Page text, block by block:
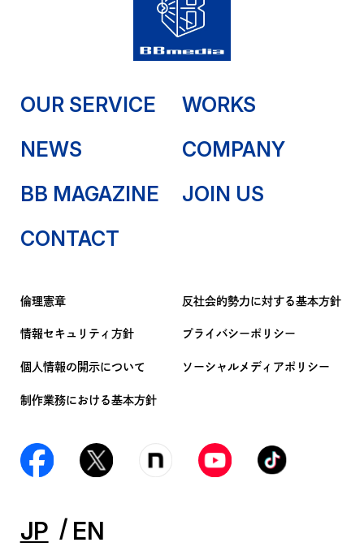
OUR SERVICE
WORKS
NEWS
COMPANY
BB MAGAZINE
JOIN US
CONTACT
倫理憲章 反社会的勢力に対する基本方針
情報セキュリティ方針 プライバシーポリシー
個人情報の開示について ソーシャルメディアポリシー
制作業務における基本方針
JP EN